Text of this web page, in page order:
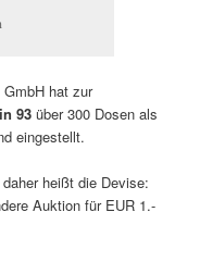
hat zur
93 über 300 Dosen als
eingestellt.
heißt die Devise:
Auktion für EUR 1.-